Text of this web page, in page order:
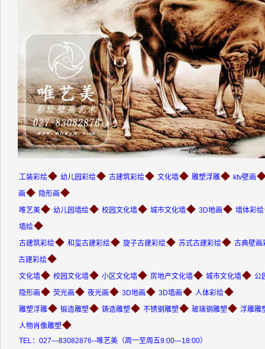
工装彩绘◆ 幼儿园彩绘◆ 古建筑彩绘◆ 文化墙◆ 雕塑浮雕◆ ktv壁画
画◆ 隐形画◆
唯艺美◆ 幼儿园墙绘◆ 校园文化墙◆ 城市文化墙◆ 3D地画◆ 墙体彩绘
墙绘◆
古建筑彩绘◆ 和玺古建彩绘◆ 旋子古建彩绘◆ 苏式古建彩绘◆ 古典壁画
古建彩绘◆
文化墙◆ 校园文化墙◆ 小区文化墙◆ 房地产文化墙◆ 城市文化墙◆ 公
隐形画◆ 荧光画◆ 夜光画◆ 3D地画◆ 3D墙画◆ 人体彩绘◆
雕塑浮雕◆ 锻造雕塑◆ 铸造雕塑◆ 不锈钢雕塑◆ 玻璃钢雕塑◆ 浮雕雕
人物肖像雕塑◆
TEL：027—83082876--唯艺美（周一至周五9:00—18:00）